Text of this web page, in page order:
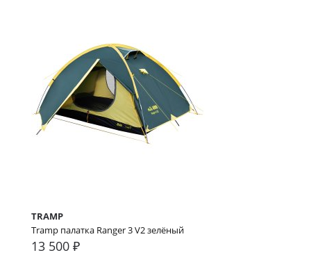
TRAMP
Tramp палатка Ranger 3 V2 зелёный
13 500 ₽